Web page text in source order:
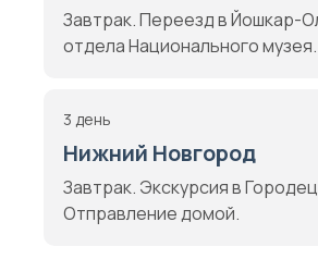
Завтрак. Переезд в Йошкар-
отдела Национального
3 день
Нижний Новгород
Завтрак. Экскурсия в
Отправление домой.